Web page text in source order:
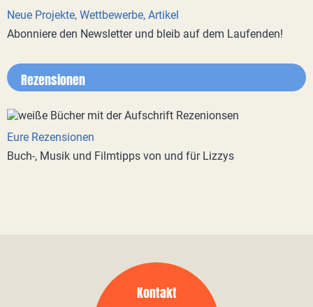
Neue Projekte, Wettbewerbe, Artikel
Abonniere den Newsletter und bleib auf dem Laufenden!
Rezensionen
Eure Rezensionen
Buch-, Musik und Filmtipps von und für Lizzys
Kontakt